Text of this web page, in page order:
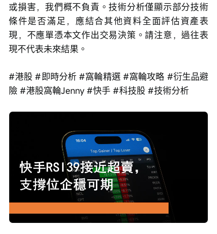
或損害，我們概不負責。技術分析僅顯示部分技術
條件是否滿足，應結合其他資料全面評估資產表
現，不應單憑本文作出交易決策。請注意，過往表
現不代表未來結果。
#港股 #即時分析 #窩輪精選 #窩輪攻略 #衍生品避
險 #港股窩輪Jenny #快手 #科技股 #技術分析
消 /
0%
0%
放